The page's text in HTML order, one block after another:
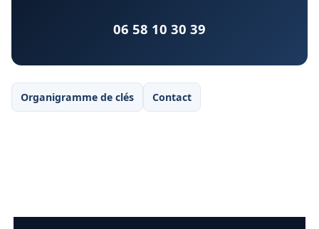
06 58 10 30 39
Organigramme de clés Contact